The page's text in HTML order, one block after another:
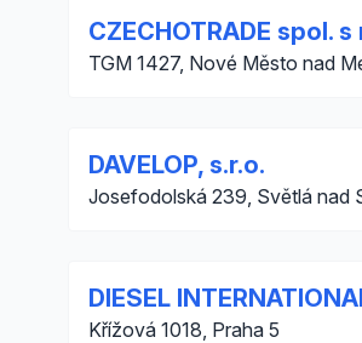
CZECHOTRADE spol. s
TGM 1427, Nové Město nad
DAVELOP, s.r.o.
Josefodolská 239, Světlá nad
DIESEL
Křížová 1018, Praha 5